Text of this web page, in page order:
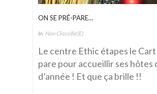
ON SE PRÉ-PARE…
In Non Classifié(e)
Le centre Ethic étapes le
pare pour accueillir ses hôtes
d’année ! Et que ça brille !!